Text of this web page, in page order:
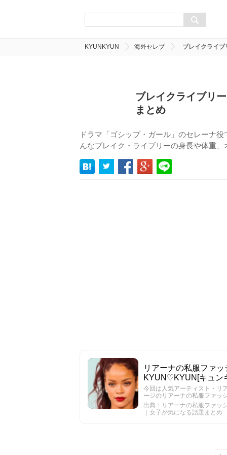
KYUNKYUN 海外セレブ ブレイクライ
ブレイクライブリ
まとめ
ドラマ「ゴシップ・ガール」のセレーナ
んなブレイク・ライブリーの身長や体重
リアーナの私服ファ
KYUN♡KYUN[キュン
今回は人気アーティスト・リ
ージのリアーナの私服ファッ
出典：リアーナの私服ファッ
｜女子が気になる話題まとめ